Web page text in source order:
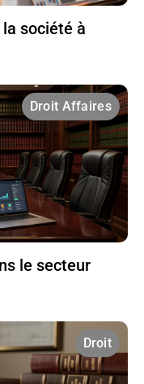
société à
Droit Affaires
le secteur
Droit